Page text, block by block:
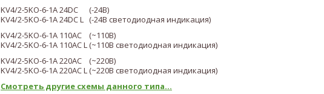
KV4/2-5KO-6-1A 24DC (-24В)
KV4/2-5KO-6-1A 24DC L (-24В светодиодная индикация)
KV4/2-5KO-6-1A 110AC (~110В)
KV4/2-5KO-6-1A 110AC L (~110В светодиодная индикация)
KV4/2-5KO-6-1A 220AC (~220В)
KV4/2-5KO-6-1A 220AC L (~220В светодиодная индикация)
Смотреть другие схемы данного типа...